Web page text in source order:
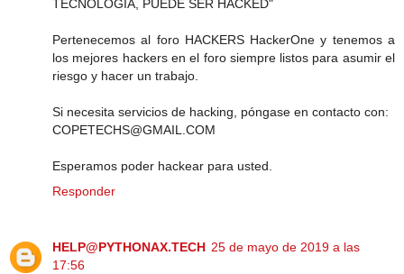
TECNOLOGÍA, PUEDE SER HACKED"
Pertenecemos al foro HACKERS HackerOne y tenemos a
los mejores hackers en el foro siempre listos para asumir el
riesgo y hacer un trabajo.
Si necesita servicios de hacking, póngase en contacto con:
COPETECHS@GMAIL.COM
Esperamos poder hackear para usted.
Responder
HELP@PYTHONAX.TECH 25 de mayo de 2019 a las
17:56